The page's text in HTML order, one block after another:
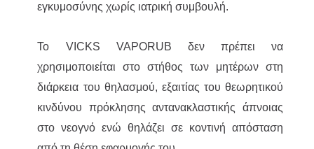
εγκυμοσύνης χωρίς ιατρική συμβουλή.
Το VICKS VAPORUB δεν πρέπει να
χρησιμοποιείται στο στήθος των μητέρων στη
διάρκεια του θηλασμού, εξαιτίας του θεωρητικού
κινδύνου πρόκλησης αντανακλαστικής άπνοιας
στο νεογνό ενώ θηλάζει σε κοντινή απόσταση